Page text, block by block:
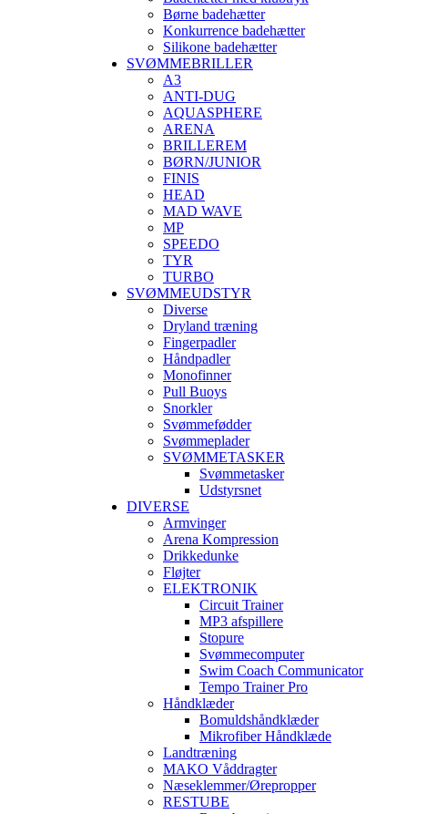
Børne badehætter
Konkurrence badehætter
Silikone badehætter
SVØMMEBRILLER
A3
ANTI-DUG
AQUASPHERE
ARENA
BRILLEREM
BØRN/JUNIOR
FINIS
HEAD
MAD WAVE
MP
SPEEDO
TYR
TURBO
SVØMMEUDSTYR
Diverse
Dryland træning
Fingerpadler
Håndpadler
Monofinner
Pull Buoys
Snorkler
Svømmefødder
Svømmeplader
SVØMMETASKER
Svømmetasker
Udstyrsnet
DIVERSE
Armvinger
Arena Kompression
Drikkedunke
Fløjter
ELEKTRONIK
Circuit Trainer
MP3 afspillere
Stopure
Svømmecomputer
Swim Coach Communicator
Tempo Trainer Pro
Håndklæder
Bomuldshåndklæder
Mikrofiber Håndklæde
Landtræning
MAKO Våddragter
Næseklemmer/Ørepropper
RESTUBE